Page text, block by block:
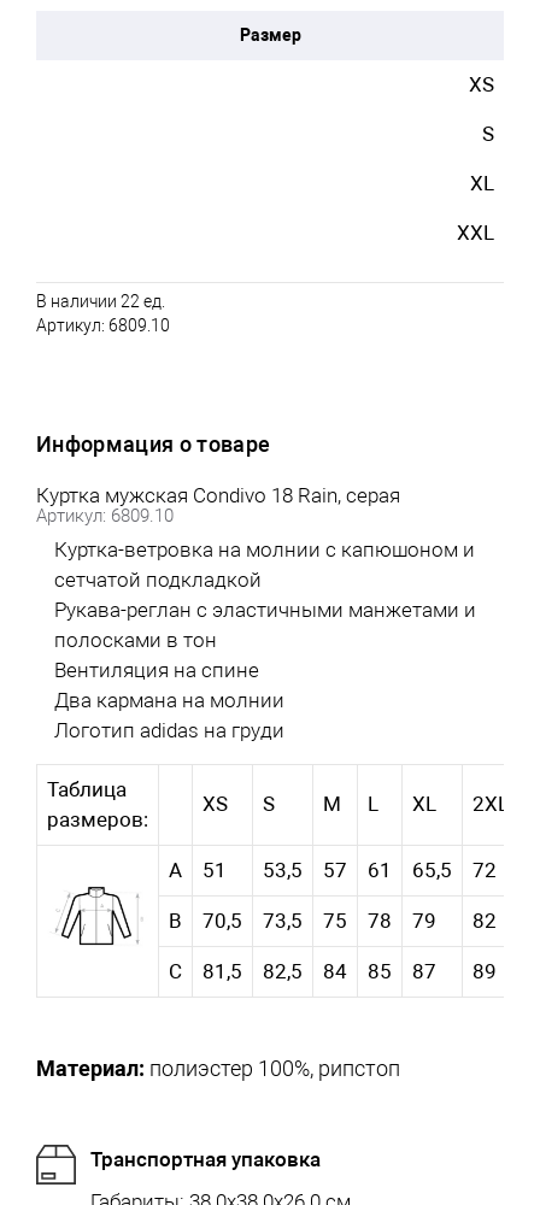
Размер
XS
S
XL
XXL
В наличии 22 ед.
Артикул: 6809.10
Информация о товаре
Куртка мужская Condivo 18 Rain, серая
Артикул: 6809.10
Куртка-ветровка на молнии с капюшоном и
сетчатой подкладкой
Рукава-реглан с эластичными манжетами и
полосками в тон
Вентиляция на спине
Два кармана на молнии
Логотип adidas на груди
Таблица
размеров:
XS S M L XL 2XL
А 51 53,5 57 61 65,5 72
B 70,5 73,5 75 78 79 82
C 81,5 82,5 84 85 87 89
Материал: полиэстер 100%, рипстоп
Транспортная упаковка